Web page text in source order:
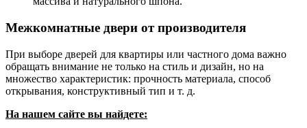
Межкомнатные двери от производителя
При выборе дверей для квартиры или частного дома важно
обращать внимание не только на стиль и дизайн, но на
множество характеристик: прочность материала, способ
открывания, конструктивный тип и т. д.
На нашем сайте вы найдете: